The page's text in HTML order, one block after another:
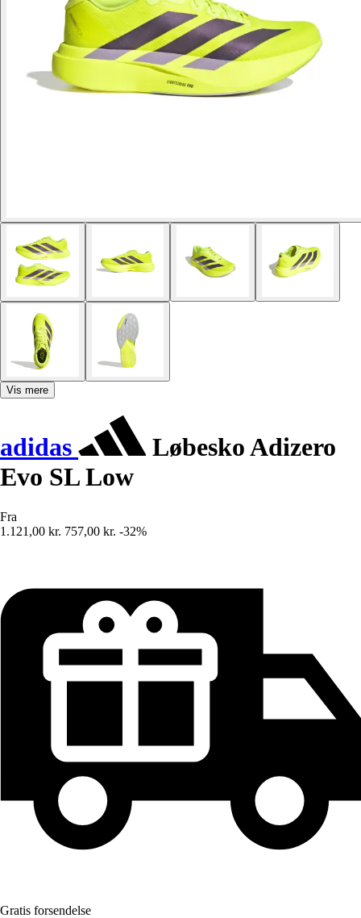
Vis mere
adidas
Løbesko Adizero
Evo SL Low
Fra
1.121,00 kr. 757,00 kr. -32%
Gratis forsendelse